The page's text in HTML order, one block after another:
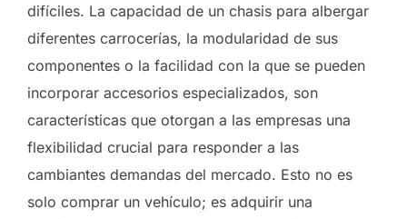
difíciles. La capacidad de un chasis para albergar
diferentes carrocerías, la modularidad de sus
componentes o la facilidad con la que se pueden
incorporar accesorios especializados, son
características que otorgan a las empresas una
flexibilidad crucial para responder a las
cambiantes demandas del mercado. Esto no es
solo comprar un vehículo; es adquirir una